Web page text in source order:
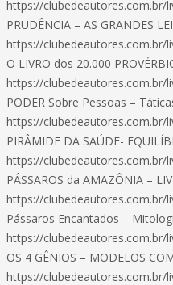
https://clubedeautores.com.br/
PRUDÊNCIA – AS GRANDES
https://clubedeautores.com.br/
O LIVRO dos 20.000
https://clubedeautores.com.br/
PODER Sobre Pessoas –
https://clubedeautores.com.br/
PIRÂMIDE DA SAÚDE-
https://clubedeautores.com.br/
PÁSSAROS da AMAZÔNIA –
https://clubedeautores.com.br/
Pássaros Encantados –
https://clubedeautores.com.br/
OS 4 GÊNIOS – MODELOS
https://clubedeautores.com.br/